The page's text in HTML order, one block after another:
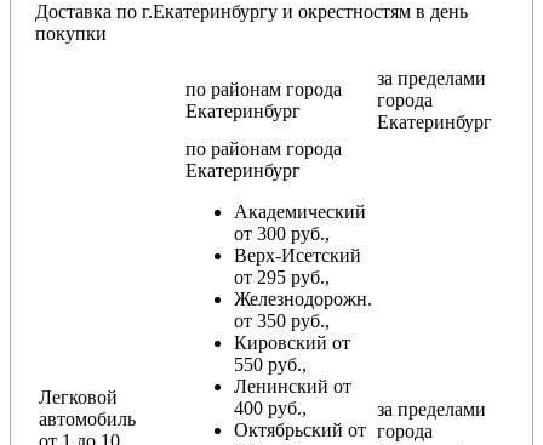
Доставка по г.Екатеринбургу и окрестностям в день
покупки
по районам города
Екатеринбург
за пределами
города
Екатеринбург
Легковой
автомобиль
по районам города
Екатеринбург
Академический
от 300 руб.,
Верх-Исетский
от 295 руб.,
Железнодорожн.
от 350 руб.,
Кировский от
550 руб.,
Ленинский от
400 руб.,
Октябрьский от
за пределами
города